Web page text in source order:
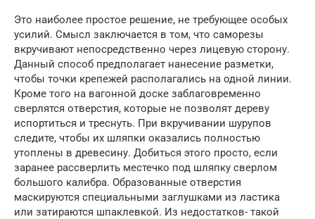
Это наиболее простое решение, не требующее особых
усилий. Смысл заключается в том, что саморезы
вкручивают непосредственно через лицевую сторону.
Данный способ предполагает нанесение разметки,
чтобы точки крепежей располагались на одной линии.
Кроме того на вагонной доске заблаговременно
сверлятся отверстия, которые не позволят дереву
испортиться и треснуть. При вкручивании шурупов
следите, чтобы их шляпки оказались полностью
утоплены в древесину. Добиться этого просто, если
заранее рассверлить местечко под шляпку сверлом
большого калибра. Образованные отверстия
маскируются специальными заглушками из ластика
или затираются шпаклевкой. Из недостатков- такой